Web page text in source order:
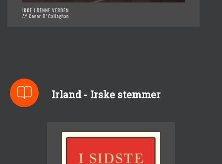
IKKE I DENNE VERDEN
Af Conor O'Callaghan
Irland - Irske stemmer